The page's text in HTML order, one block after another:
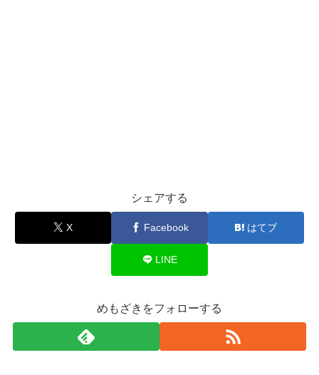
シェアする
X Facebook はてブ
LINE
めもざきをフォローする